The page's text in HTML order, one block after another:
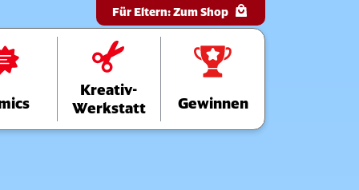
Kreativ-
Werkstatt
Gewinnen
Für Eltern:Zum Shop